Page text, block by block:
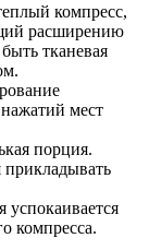
компресс,
расширению
тканевая
мест
порция.
успокаивается
компресса.